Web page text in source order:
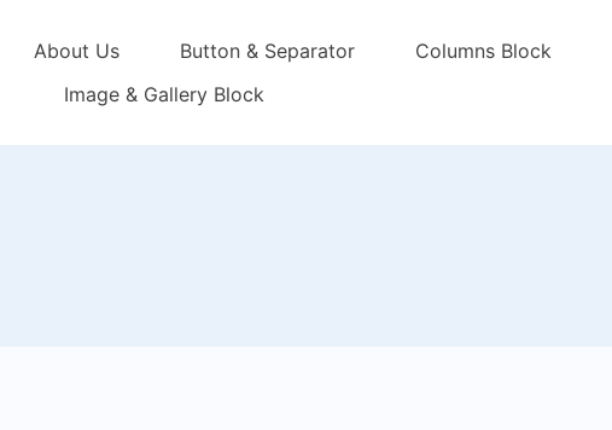
About Us Button & Separator Columns Block
Image & Gallery Block